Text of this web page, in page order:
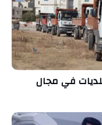
في مجال